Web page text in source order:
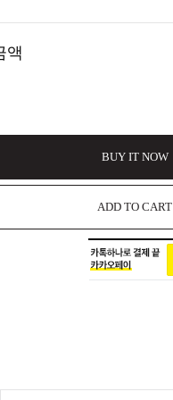
액
BUY IT NOW
ADD TO CART